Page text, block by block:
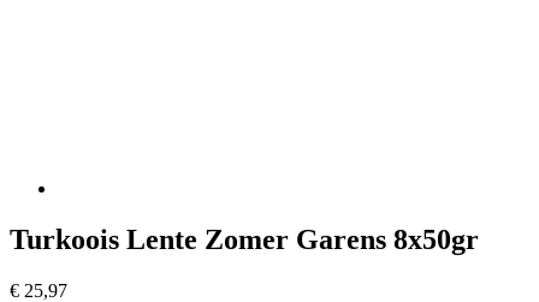
Turkoois Lente Zomer Garens 8x50gr
€ 25,97